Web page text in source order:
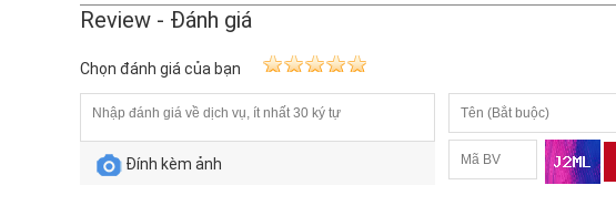
Review - Đánh giá
Chọn đánh giá của bạn
Đính kèm ảnh